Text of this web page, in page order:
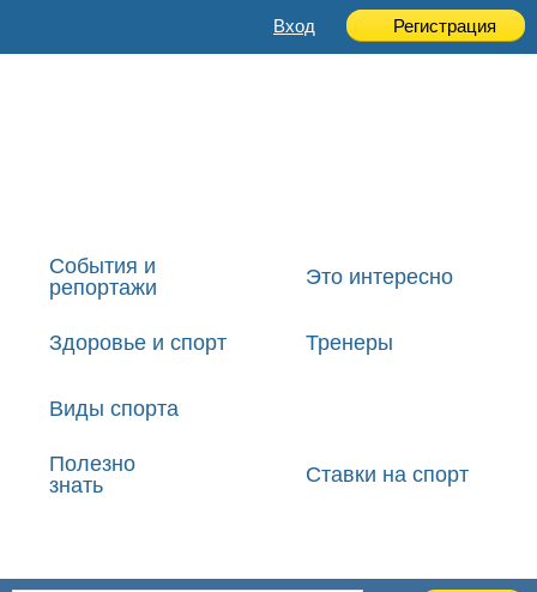
Вход Регистрация
События и
репортажи
Это интересно
Здоровье и спорт Тренеры
Виды спорта
Полезно
знать
Ставки на спорт